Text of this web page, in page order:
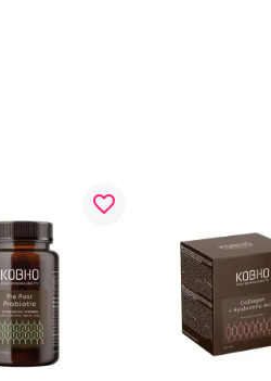
favorite_border